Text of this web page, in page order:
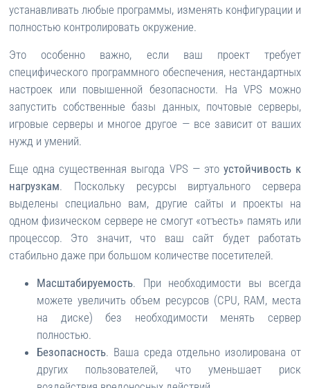
устанавливать любые программы, изменять конфигурации и
полностью контролировать окружение.
Это особенно важно, если ваш проект требует
специфического программного обеспечения, нестандартных
настроек или повышенной безопасности. На VPS можно
запустить собственные базы данных, почтовые серверы,
игровые серверы и многое другое — все зависит от ваших
нужд и умений.
Еще одна существенная выгода VPS — это устойчивость к
нагрузкам. Поскольку ресурсы виртуального сервера
выделены специально вам, другие сайты и проекты на
одном физическом сервере не смогут «отъесть» память или
процессор. Это значит, что ваш сайт будет работать
стабильно даже при большом количестве посетителей.
Масштабируемость. При необходимости вы всегда
можете увеличить объем ресурсов (CPU, RAM, места
на диске) без необходимости менять сервер
полностью.
Безопасность. Ваша среда отдельно изолирована от
других пользователей, что уменьшает риск